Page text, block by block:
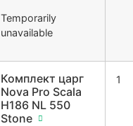
Temporarily
unavailable
Комплект царг
Nova Pro Scala
H186 NL 550
Stone
1